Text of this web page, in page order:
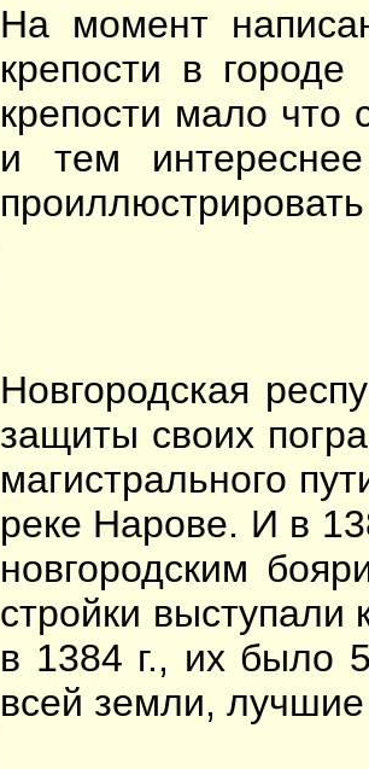
На момент
крепости в
крепости мало что
и тем
Новгородская
защиты своих
магистрального
реке Нарове. И в
новгородским
стройки выступали
в 1384 г., их было
всей земли,